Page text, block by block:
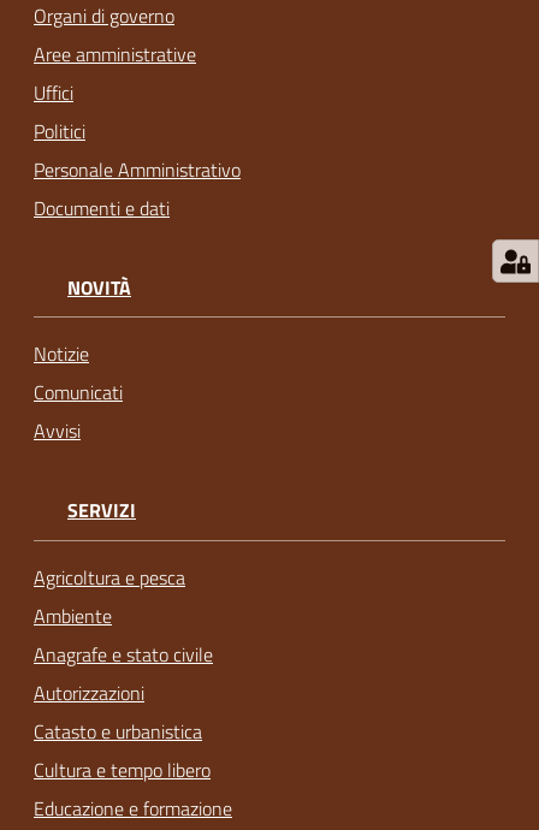
Organi di governo
Aree amministrative
Uffici
Politici
Personale Amministrativo
Documenti e dati
NOVITÀ
Notizie
Comunicati
Avvisi
SERVIZI
Agricoltura e pesca
Ambiente
Anagrafe e stato civile
Autorizzazioni
Catasto e urbanistica
Cultura e tempo libero
Educazione e formazione